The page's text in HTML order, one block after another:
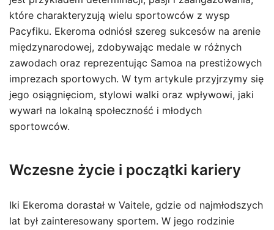
które charakteryzują wielu sportowców z wysp
Pacyfiku. Ekeroma odniósł szereg sukcesów na arenie
międzynarodowej, zdobywając medale w różnych
zawodach oraz reprezentując Samoa na prestiżowych
imprezach sportowych. W tym artykule przyjrzymy się
jego osiągnięciom, stylowi walki oraz wpływowi, jaki
wywarł na lokalną społeczność i młodych
sportowców.
Wczesne życie i początki kariery
Iki Ekeroma dorastał w Vaitele, gdzie od najmłodszych
lat był zainteresowany sportem. W jego rodzinie